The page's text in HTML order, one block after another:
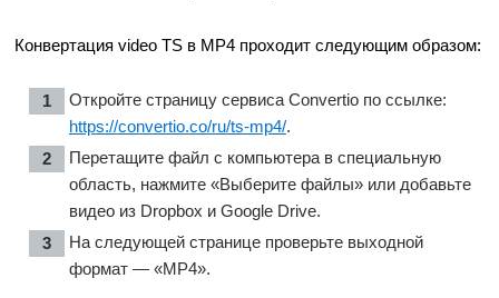
Конвертация video TS в MP4 проходит следующим образом:
Откройте страницу сервиса Convertio по ссылке:
https://convertio.co/ru/ts-mp4/.
Перетащите файл с компьютера в специальную
область, нажмите «Выберите файлы» или добавьте
видео из Dropbox и Google Drive.
На следующей странице проверьте выходной
формат — «MP4».